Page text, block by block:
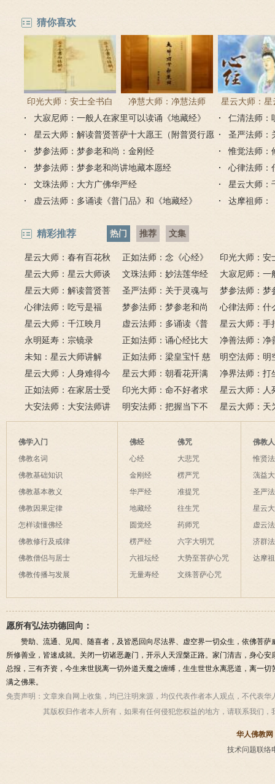
猜你喜欢
印光大师：安士全书白
话解
净慧大师：净慧法师
《楞严经》浅译
星云大师：星
《心经
大寂尼师：一般人在家里可以读诵《地藏经》
吗？
仁清法师：
星云大师：解读普贤菩萨十大愿王（附普贤行愿
品全文）
圣严法师：
梦参法师：梦参老和尚：金刚经
惟觉法师：
梦参法师：梦参老和尚讲地藏本愿经
心律法师：
文珠法师：大方广佛华严经
星云大师：
虚云法师：多诵读《普门品》和《地藏经》
达摩祖师：
精彩推荐 热门 推荐 文集
星云大师：春有百花秋
有月，夏有凉风冬有雪；
若无闲事挂心头，便是人
间好时节。
正如法师：念《心经》
比《大悲咒》更好吗？
印光大师：安
话解
星云大师：星云大师谈
《心经》
文珠法师：妙法莲华经
大寂尼师：一
里可以读诵《
吗？
星云大师：解读普贤菩
萨十大愿王（附普贤行愿
品全文）
圣严法师：关于灵魂与
鬼的终极真相
梦参法师：梦
尚：金刚经
心律法师：吃亏是福
梦参法师：梦参老和尚
讲地藏本愿经
心律法师：什
有缘？
星云大师：千江映月
虚云法师：多诵读《普
门品》和《地藏经》
星云大师：手
满田，低头便
六根清净方为
来是向前。
永明延寿：宗镜录
正如法师：诵心经比大
悲咒功德大吗
净善法师：净
看风水与算命
运？
未知：星云大师讲解
正如法师：梁皇宝忏 慈
悲道场
明空法师：明
《心经》中的
星云大师：人身难得今
已得，佛法难闻今已闻；
此身不向今生度，更向何
生度此身？
星云大师：朝看花开满
树红，暮看花落树还空；
若将花比人间事，花与人
间事一同。
净界法师：打
该怎么念佛？
正如法师：在家居士受
五戒可以搭缦衣吗？
印光大师：命不好者求
美好姻缘，有个简单方
法
星云大师：人
是怎样的？
大安法师：大安法师讲
解
明安法师：把握当下不
后悔
星云大师：天
为毡，日月星
夜间不敢长伸
破海底天。
佛学入门
佛教名词
佛教基础知识
佛教基本教义
佛教因果定律
怎样读懂佛经
佛教修行及戒律
佛教僧侣与居士
佛教传播与发展
佛经
心经
金刚经
华严经
地藏经
圆觉经
楞严经
六祖坛经
无量寿经
佛咒
大悲咒
楞严咒
准提咒
往生咒
药师咒
六字大明咒
大势至菩萨心咒
文殊菩萨心咒
佛教
惟贤
蕅益
圣严
星云
虚云
济群
达摩
愿所有弘法功德回向：
赞助、流通、见闻、随喜者，及皆悉回向尽法界、虚空界一切众生，依佛菩
所修善业，皆速成就。关闭一切诸恶趣门，开示人天涅槃正路。家门清吉，身心
总报，三有齐资，今生来世脱离一切外道天魔之缠缚，生生世世永离恶道，离一
满之佛果。
免责声明： 文章来自网上收集，均已注明来源，均仅代表作者本人观点，不代表
其版权归作者本人所有，如果有任何侵犯您权益的地方，请联系我们，
华人佛教网
技术问题联络